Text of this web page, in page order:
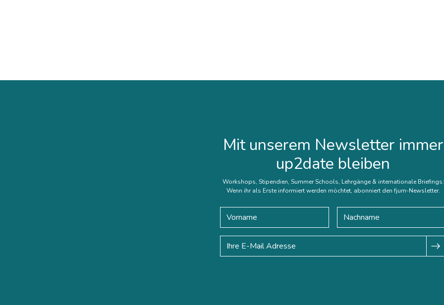
Mit unserem Newsletter immer
up2date bleiben
Workshops, Stipendien, Summer Schools, Lehrgänge & internationale Briefings:
Wenn ihr als Erste informiert werden möchtet, abonniert den fjum-Newsletter.